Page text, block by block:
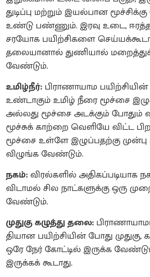
துடிப்பு மற்றும் இயல்பான
உண்டு பண்ணும். இரவு உடை,
சரயோக பயிற்சிகளை
தலையானால் துணியால்
வேண்டும்.
உமிழ்நீர்: பிராணாயாம
உண்டாகும் உமிழ் நீரை மூச்சை
அல்லது மூச்சை அடக்கும் போதும்
மூச்சுக் காற்றை வெளியே விட்ட
மூச்சை உள்ளே இழுப்பதற்கு
விழுங்க வேண்டும்.
நகம்:விரல்களில் அதிகப்படியாக
விடாமல் சில நாட்களுக்கு ஒரு
வேண்டும்.
முதுகு கழுத்து தலை:
தியான பயிற்சியின் போது முதுகு,
ஒரே நேர் கோட்டில் இருக்க
இருக்கக் கூடாது.